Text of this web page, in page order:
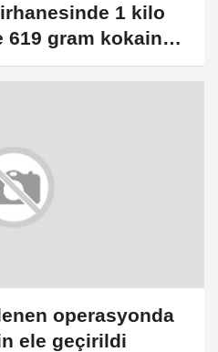
1 kilo
619 gram kokain
operasyonda
ele geçirildi